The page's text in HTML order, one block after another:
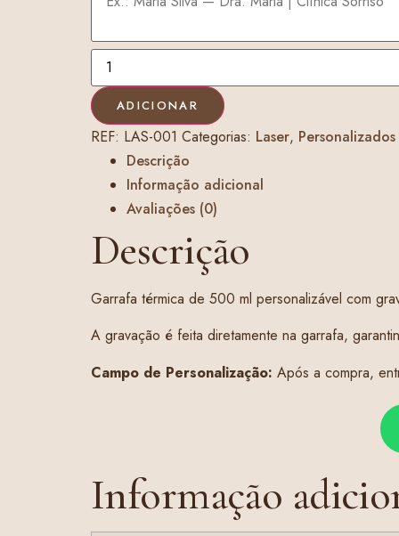
ADICIONAR
REF: LAS-001 Categorias: Laser, Personalizados
Descrição
Informação adicional
Avaliações (0)
Descrição
Garrafa térmica de 500 ml personalizável com
A gravação é feita diretamente na garrafa,
Campo de Personalização: Após a compra,
Informação